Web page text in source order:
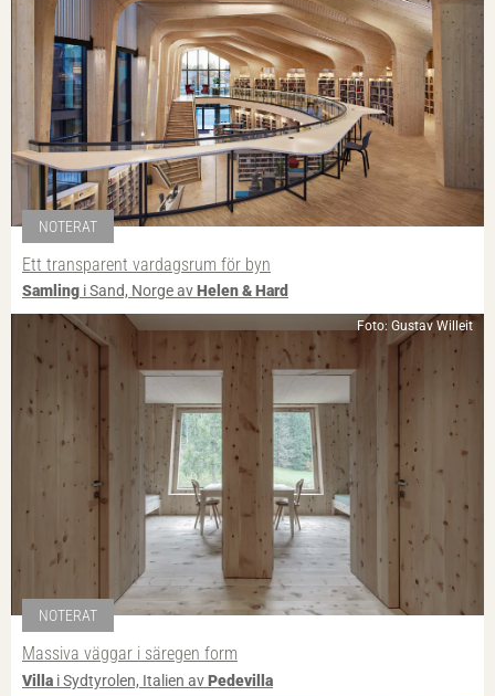
NOTERAT
Ett transparent vardagsrum för byn
Samling i Sand, Norge avHelen & Hard
Foto: Gustav Willeit
NOTERAT
Massiva väggar i säregen form
Villa i Sydtyrolen, Italien avPedevilla